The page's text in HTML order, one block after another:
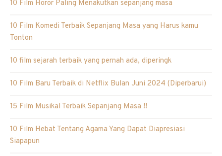
10 Film Horor Paling Menakutkan sepanjang masa
10 Film Komedi Terbaik Sepanjang Masa yang Harus kamu
Tonton
10 film sejarah terbaik yang pernah ada, diperingk
10 Film Baru Terbaik di Netflix Bulan Juni 2024 (Diperbarui)
15 Film Musikal Terbaik Sepanjang Masa !!
10 Film Hebat Tentang Agama Yang Dapat Diapresiasi
Siapapun